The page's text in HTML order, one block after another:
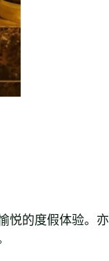
悦的度假体验。亦